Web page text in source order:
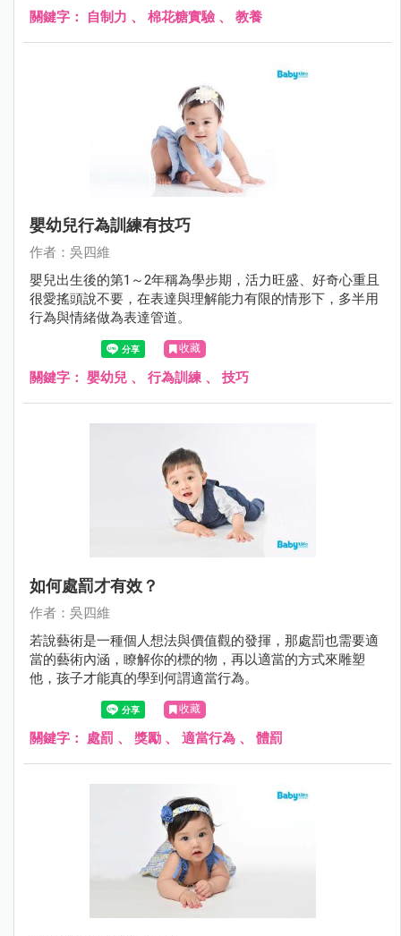
關鍵字： 自制力 、 棉花糖實驗、 教養
嬰幼兒行為訓練有技巧
作者：吳四維
嬰兒出生後的第1～2年稱為學步期，活力旺盛、好奇心重且
很愛搖頭說不要，在表達與理解能力有限的情形下，多半用
行為與情緒做為表達管道。
收藏
關鍵字： 嬰幼兒 、 行為訓練 、 技巧
如何處罰才有效？
作者：吳四維
若說藝術是一種個人想法與價值觀的發揮，那處罰也需要適
當的藝術內涵，瞭解你的標的物，再以適當的方式來雕塑
他，孩子才能真的學到何謂適當行為。
收藏
關鍵字： 處罰 、 獎勵 、 適當行為 、 體罰